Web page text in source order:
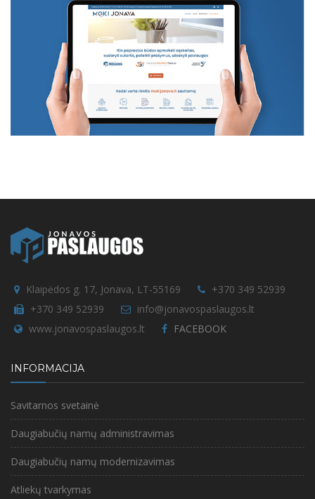
Klaipėdos g. 17, Jonava, LT-55169
+370 349 52939
+370 349 52939
info@jonavospaslaugos.lt
www.jonavospaslaugos.lt
FACEBOOK
INFORMACIJA
Savitarnos svetainė
Daugiabučių namų administravimas
Daugiabučių namų modernizavimas
Atliekų tvarkymas